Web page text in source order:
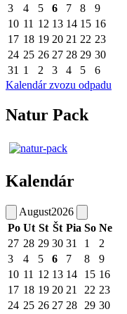
3 4 5 6 7 8
9
10 11 12 13 14 15 16
17 18 19 20 21 22 23
24 25 26 27 28 29 30
31 1 2 3 4 5
6
Kalendár zvozu odpadu
Natur Pack
Kalendár
August2026
Po Ut St Št Pia So Ne
27 28 29 30 31 1
2
3
4 5 6 7 8
9
10 11 12 13 14 15 16
17 18 19 20 21 22 23
24 25 26 27 28 29 30